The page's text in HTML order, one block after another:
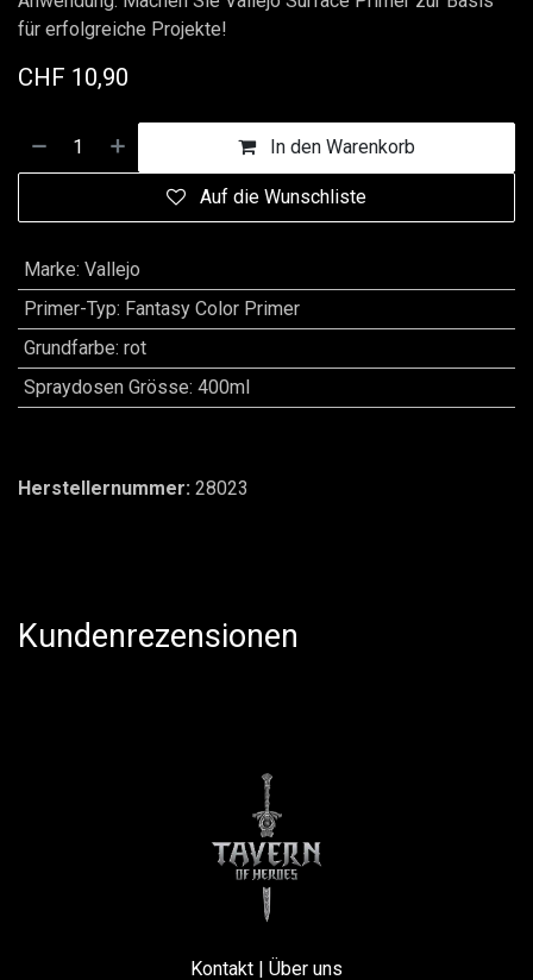
für erfolgreiche Projekte!
CHF 10,90
In den Warenkorb
Auf die Wunschliste
Marke: Vallejo
Primer-Typ: Fantasy Color Primer
Grundfarbe: rot
Spraydosen Grösse: 400ml
Herstellernummer: 28023
Kundenrezensionen
Kontakt Über uns